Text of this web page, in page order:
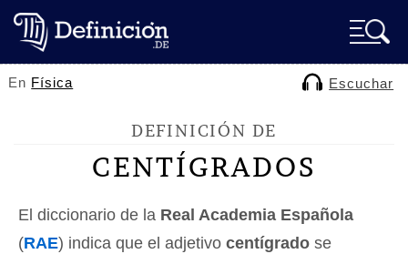
En Física Escuchar
DEFINICIÓN DE
CENTÍGRADOS
El diccionario de la Real Academia Española
(RAE) indica que el adjetivo centígrado se